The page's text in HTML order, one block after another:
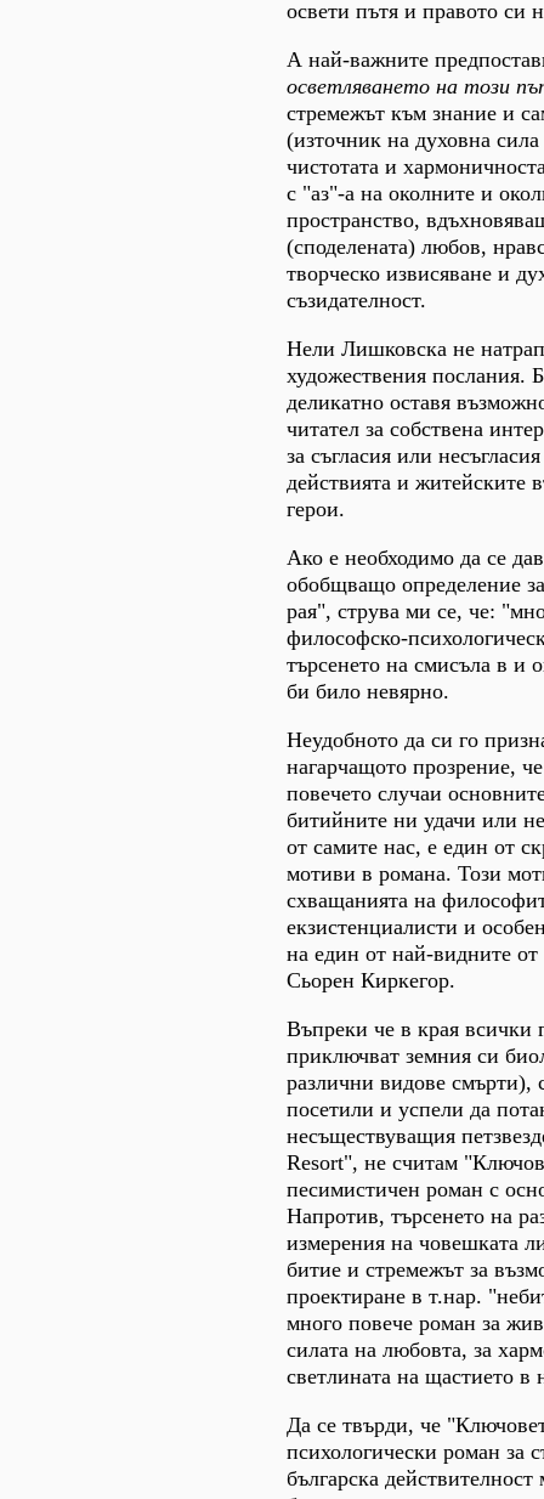
освети пътя и правото си
А най-важните
осветляването на този
стремежът към знание и
(източник на духовна
чистотата и
с "аз"-а на околните и
пространство,
(споделената) любов,
творческо извисяване и
съзидателност.
Нели Лишковска не
художествения послания.
деликатно оставя
читател за собствена
за съгласия или
действията и житейските
герои.
Ако е необходимо да се
обобщващо определение
рая", струва ми се, че:
философско-
търсенето на смисъла в и
би било невярно.
Неудобното да си го
нагарчащото прозрение,
повечето случаи
битийните ни удачи или
от самите нас, е един от
мотиви в романа. Този
схващанията на
екзистенциалисти и
на един от най-видните от
Сьорен Киркегор.
Въпреки че в края всички
приключват земния си
различни видове смърти),
посетили и успели да
несъществуващия
Resort", не считам
песимистичен роман с
Напротив, търсенето на
измерения на човешката
битие и стремежът за
проектиране в т.нар.
много повече роман за
силата на любовта, за
светлината на щастието в
Да се твърди, че
психологически роман за
българска